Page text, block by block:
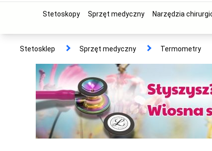
Stetoskopy Sprzęt medyczny Narzędzia
Stetosklep Sprzęt medyczny Termometry